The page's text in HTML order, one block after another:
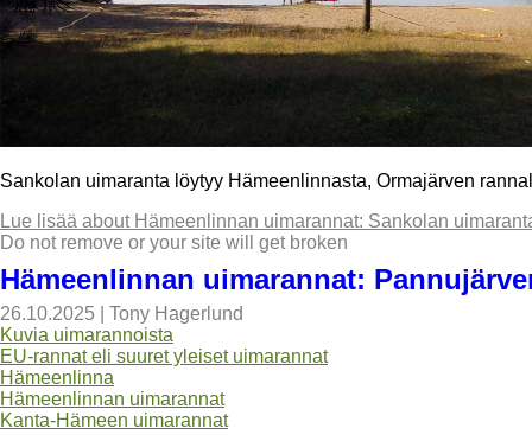
Sankolan uimaranta löytyy Hämeenlinnasta, Ormajärven
Lue lisää about Hämeenlinnan uimarannat: Sankolan
Do not remove or your site will get broken
Hämeenlinnan uimarannat:
26.10.2025
Tony Hagerlund
Kuvia uimarannoista
EU-rannat eli suuret yleiset uimarannat
Hämeenlinna
Hämeenlinnan uimarannat
Kanta-Hämeen uimarannat